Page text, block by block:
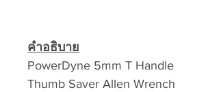
คำอธิบาย
PowerDyne 5mm T Handle
Thumb Saver Allen Wrench